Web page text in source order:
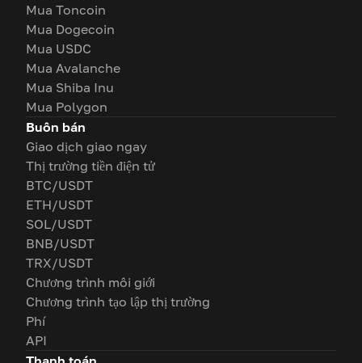
Mua Toncoin
Mua Dogecoin
Mua USDC
Mua Avalanche
Mua Shiba Inu
Mua Polygon
Buôn bán
Giao dịch giao ngay
Thị trường tiền điện tử
BTC/USDT
ETH/USDT
SOL/USDT
BNB/USDT
TRX/USDT
Chương trình môi giới
Chương trình tạo lập thị trường
Phí
API